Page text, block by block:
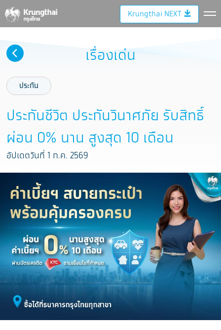
Krungthai NEXT
เรื่องเด่น
ประกัน
ประกันชีวิต ประกันวินาศภัย รับสิทธิ์
ผ่อน 0% นาน สูงสุด 10 เดือน
อัปเดตวันที่ 1 ก.ค. 2569